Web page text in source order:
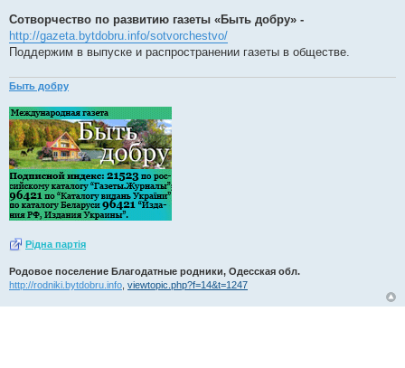
Сотворчество по развитию газеты «Быть добру» -
http://gazeta.bytdobru.info/sotvorchestvo/
Поддержим в выпуске и распространении газеты в обществе.
Быть добру
Рiдна партiя
Родовое поселение Благодатные родники, Одесская обл.
http://rodniki.bytdobru.info viewtopic.php?f=14&t=1247